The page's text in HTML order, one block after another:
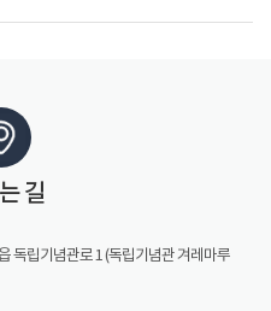
길
독립기념관로 1 (독립기념관 겨레마루